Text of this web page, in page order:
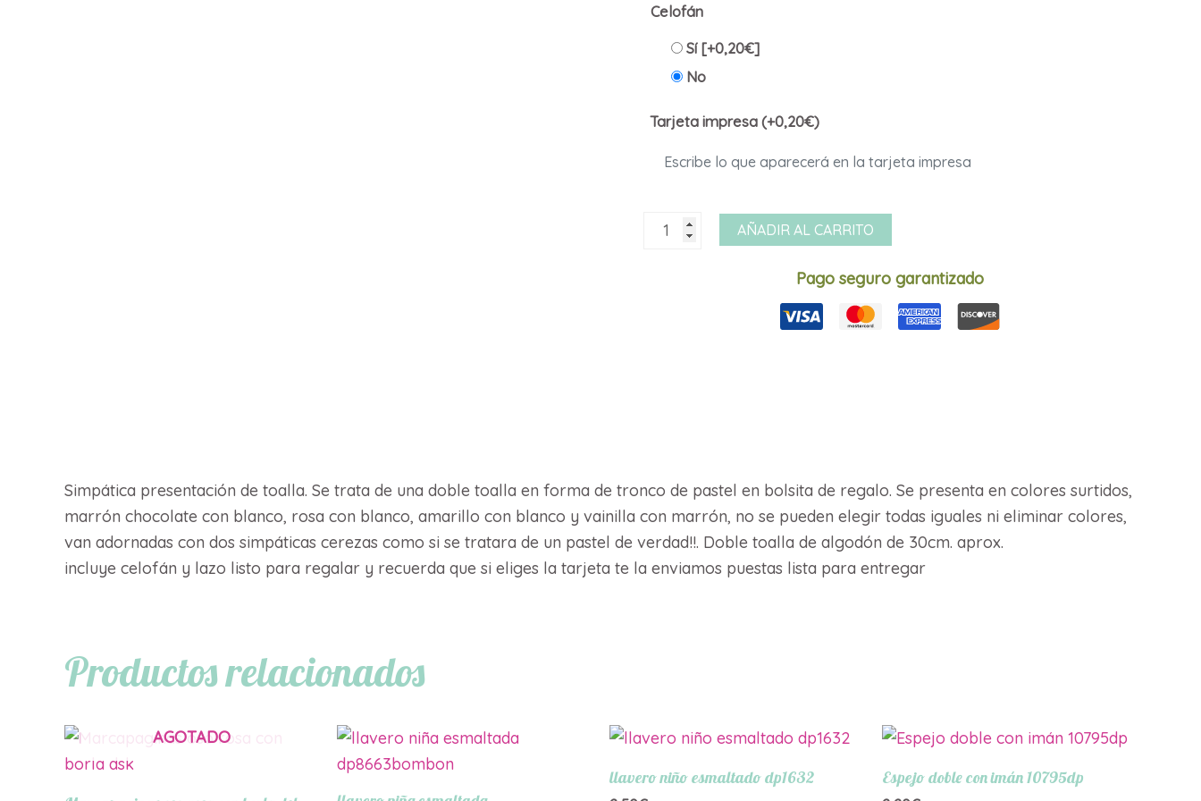
Celofán
Sí [+0,20€]
No
Tarjeta impresa (+0,20€)
Brazo
AÑADIR AL CARRITO
Pago seguro garantizado
Simpática presentación de toalla. Se trata de una doble toalla en forma de tronco de pastel en bolsita de regalo. Se presenta en colores surtidos,
marrón chocolate con blanco, rosa con blanco, amarillo con blanco y vainilla con marrón, no se pueden elegir todas iguales ni eliminar colores,
van adornadas con dos simpáticas cerezas como si se tratara de un pastel de verdad!!. Doble toalla de algodón de 30cm. aprox.
incluye celofán y lazo listo para regalar y recuerda que si eliges la tarjeta te la enviamos puestas lista para entregar
Productos relacionados
AGOTADO
llavero niño esmaltado dp1632 Espejo doble con imán 10795dp